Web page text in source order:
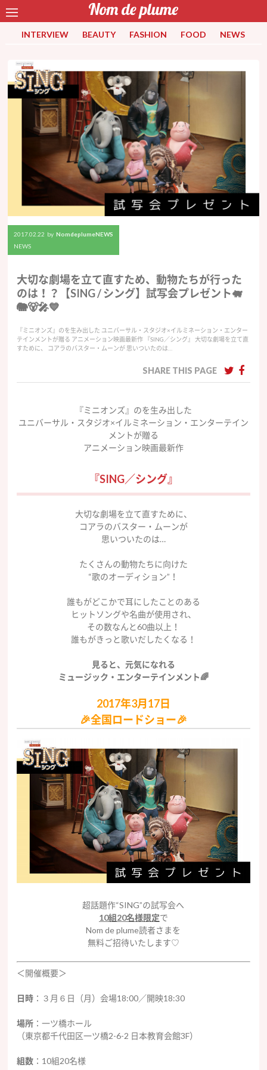
INTERVIEW BEAUTY FASHION FOOD NEWS
2017.02.22 by NomdeplumeNEWS
NEWS
大切な劇場を立て直すため、動物たちが行った
のは！？【SING / シング】試写会プレゼント🐖
🐘🐻🎤💙
『ミニオンズ』のを生み出した ユニバーサル・スタジオ×イルミネーション・エンター
テインメントが贈る アニメーション映画最新作 『SING／シング』 大切な劇場を立て直
すために、 コアラのバスター・ムーンが 思いついたのは…
SHARE THIS PAGE
『ミニオンズ』のを生み出した
ユニバーサル・スタジオ×イルミネーション・エンターテイン
メントが贈る
アニメーション映画最新作
『SING／シング』
大切な劇場を立て直すために、
コアラのバスター・ムーンが
思いついたのは…
たくさんの動物たちに向けた
“歌のオーディション”！
誰もがどこかで耳にしたことのある
ヒットソングや名曲が使用され、
その数なんと60曲以上！
誰もがきっと歌いだしたくなる！
見ると、元気になれる
ミュージック・エンターテインメント🌈
2017年3月17日
🎉全国ロードショー🎉
超話題作“SING”の試写会へ
10組20名様限定で
Nom de plume読者さまを
無料ご招待いたします♡
＜開催概要＞
日時 ：３月６日（月）会場18:00／開映18:30
場所 ：一ツ橋ホール
（東京都千代田区一ツ橋2-6-2 日本教育会館3F）
組数 ：10組20名様